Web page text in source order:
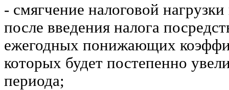
- смягчение налоговой
после введения налога
ежегодных понижающих
которых будет постепенно
периода;